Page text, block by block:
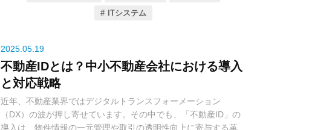
DX（デジタルトランスフォーメーション）推進の核となりつつ
あります。本コラムでは、不動産会社の皆様が自社の業務改善に
最適なRPAツールを見つけるため、特に注目すべき4つのRPAツ
ールを厳選し、それぞれの特徴、導入費用、そして具体的な
ROI（投資対効果）を徹底的に比較解説していきます。貴社の業
務を自動化し、スタッフの働き方を変革するための情報として、
ぜひご活用ください。
普及が進んだオンライン内見は、もはや単なる代替手段ではあり
じっくりと確認できるようになり、不動産会社は内見調整の手間
を削減し、より多くの潜在顧客にアプローチできるようになりま
した。
そして2025年現在、オンライン内見ツールはさらに進化を遂げ、
ITシステム
2025.05.19
不動産IDとは？中小不動産会社における導入
と対応戦略
近年、不動産業界ではデジタルトランスフォーメーション
（DX）の波が押し寄せています。その中でも、「不動産ID」の
導入は、物件情報の一元管理や取引の透明性向上に寄与する革新